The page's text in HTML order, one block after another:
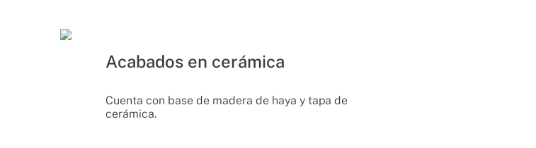
Acabados en cerámica
Cuenta con base de madera de haya y tapa de
cerámica.